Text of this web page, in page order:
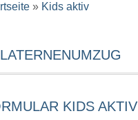
» Kids aktiv
KIDS AKTIV